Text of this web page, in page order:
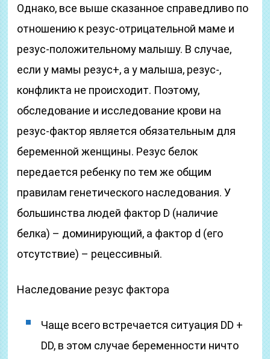
Однако, все выше сказанное справедливо по
отношению к резус-отрицательной маме и
резус-положительному малышу. В случае,
если у мамы резус+, а у малыша, резус-,
конфликта не происходит. Поэтому,
обследование и исследование крови на
резус-фактор является обязательным для
беременной женщины. Резус белок
передается ребенку по тем же общим
правилам генетического наследования. У
большинства людей фактор D (наличие
белка) – доминирующий, а фактор d (его
отсутствие) – рецессивный.
Наследование резус фактора
Чаще всего встречается ситуация DD +
DD, в этом случае беременности ничто